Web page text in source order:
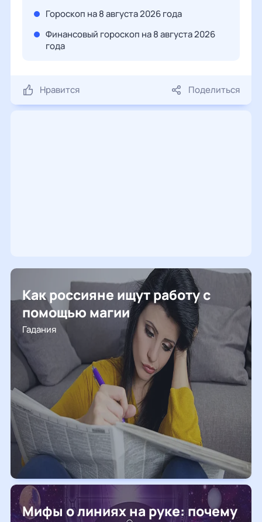
Гороскоп на 8 августа 2026 года
Финансовый гороскоп на 8 августа 2026
года
Нравится Поделиться
Как россияне ищут работу с
помощью магии
Гадания
Мифы о линиях на руке: почему